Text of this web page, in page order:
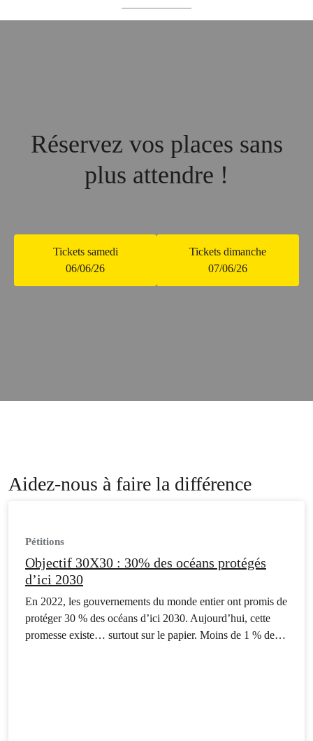
Réservez vos places sans
plus attendre !
Tickets samedi
06/06/26
Tickets dimanche
07/06/26
Aidez-nous à faire la différence
Pétitions
Objectif 30X30 : 30% des océans protégés
d’ici 2030
En 2022, les gouvernements du monde entier ont promis de
protéger 30 % des océans d’ici 2030. Aujourd’hui, cette
promesse existe… surtout sur le papier. Moins de 1 % de la